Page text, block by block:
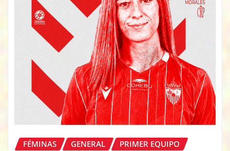
FÉMINAS GENERAL PRIMER EQUIPO